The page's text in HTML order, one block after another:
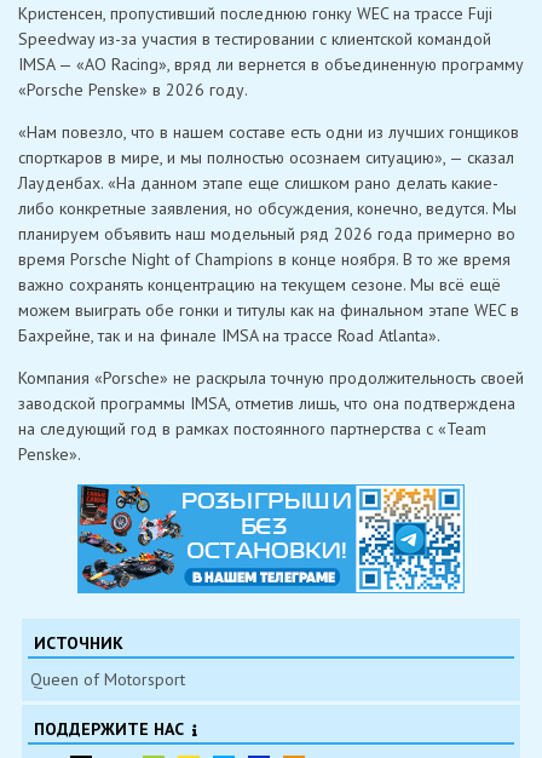
Кристенсен, пропустивший последнюю гонку WEC на трассе Fuji
Speedway из-за участия в тестировании с клиентской командой
IMSA — «AO Racing», вряд ли вернется в объединенную программу
«Porsche Penske» в 2026 году.
«Нам повезло, что в нашем составе есть одни из лучших гонщиков
спорткаров в мире, и мы полностью осознаем ситуацию», — сказал
Лауденбах. «На данном этапе еще слишком рано делать какие-
либо конкретные заявления, но обсуждения, конечно, ведутся. Мы
планируем объявить наш модельный ряд 2026 года примерно во
время Porsche Night of Champions в конце ноября. В то же время
важно сохранять концентрацию на текущем сезоне. Мы всё ещё
можем выиграть обе гонки и титулы как на финальном этапе WEC в
Бахрейне, так и на финале IMSA на трассе Road Atlanta».
Компания «Porsche» не раскрыла точную продолжительность своей
заводской программы IMSA, отметив лишь, что она подтверждена
на следующий год в рамках постоянного партнерства с «Team
Penske».
ИСТОЧНИК
Queen of Motorsport
ПОДДЕРЖИТЕ НАС